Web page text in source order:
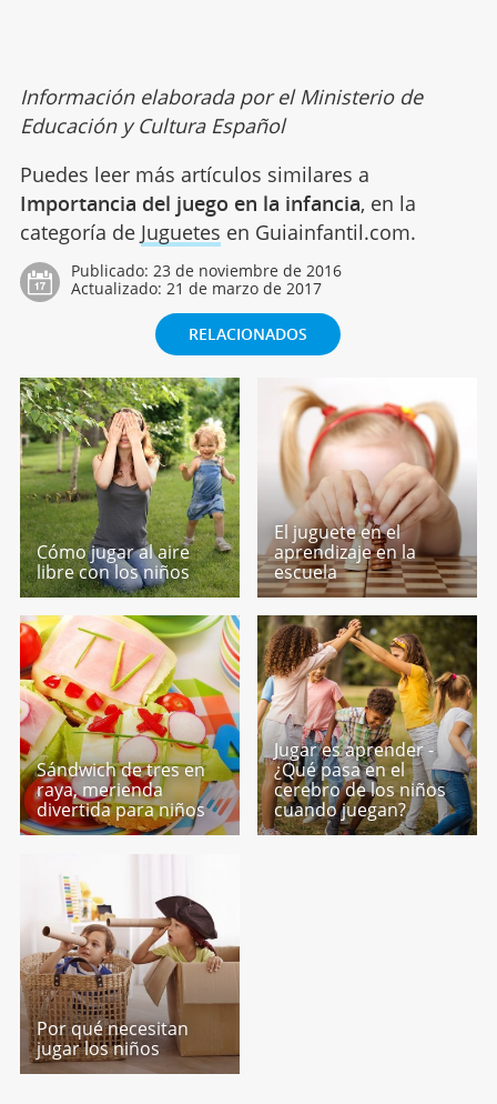
Información elaborada por el Ministerio de
Educación y Cultura Español
Puedes leer más artículos similares a
Importancia del juego en la infancia, en la
categoría de Juguetes en Guiainfantil.com.
Publicado: 23 de noviembre de 2016
Actualizado: 21 de marzo de 2017
RELACIONADOS
Cómo jugar al aire
libre con los niños
El juguete en el
aprendizaje en la
escuela
Sándwich de tres en
raya, merienda
divertida para niños
Jugar es aprender -
¿Qué pasa en el
cerebro de los niños
cuando juegan?
Por qué necesitan
jugar los niños